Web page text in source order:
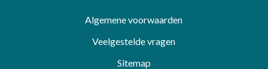
Algemene voorwaarden
Veelgestelde vragen
Sitemap